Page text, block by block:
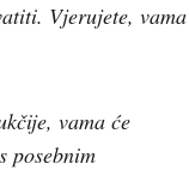
Vjerujete, vama
vama će
posebnim